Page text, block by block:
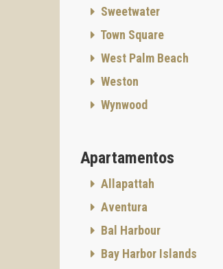
Sweetwater
Town Square
West Palm Beach
Weston
Wynwood
Apartamentos
Allapattah
Aventura
Bal Harbour
Bay Harbor Islands